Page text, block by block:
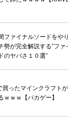
ファイナルソードをや
勢が完全解説する”ファ
のヤバさ１０選”
買ったマインクラフト
ｗｗｗ【バカゲー】